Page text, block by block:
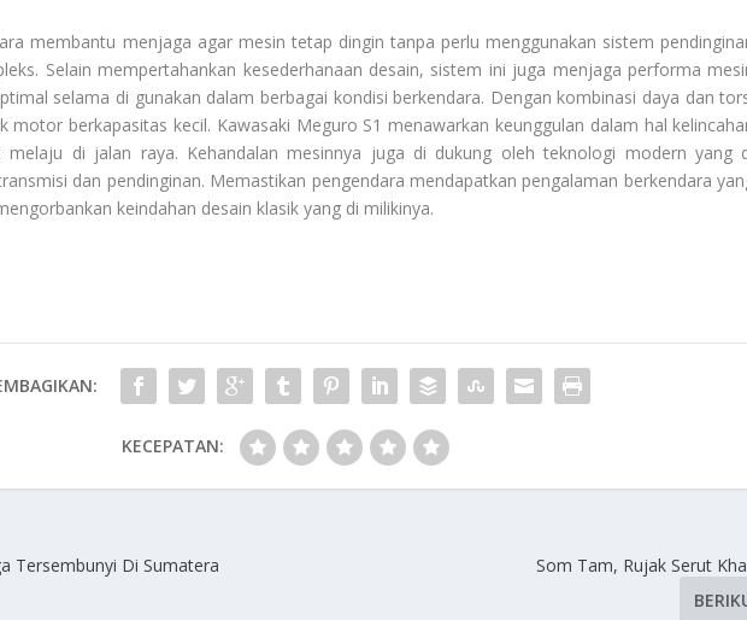
membantu menjaga agar mesin tetap dingin tanpa perlu menggunakan sistem
Selain mempertahankan kesederhanaan desain, sistem ini juga menjaga performa
selama di gunakan dalam berbagai kondisi berkendara. Dengan kombinasi daya dan
motor berkapasitas kecil. Kawasaki Meguro S1 menawarkan keunggulan dalam hal
melaju di jalan raya. Kehandalan mesinnya juga di dukung oleh teknologi modern yang
dan pendinginan. Memastikan pengendara mendapatkan pengalaman berkendara
keindahan desain klasik yang di milikinya.
KECEPATAN:
Tersembunyi Di Sumatera
Som Tam, Rujak Serut